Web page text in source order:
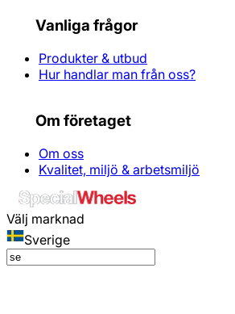
Vanliga frågor
Produkter & utbud
Hur handlar man från oss?
Om företaget
Om oss
Kvalitet, miljö & arbetsmiljö
Välj marknad
Sverige